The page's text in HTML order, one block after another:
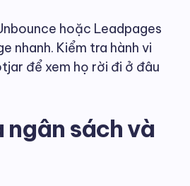
hoặc Leadpages
nhanh. Kiểm tra hành vi
để xem họ rời đi ở đâu
ngân sách và